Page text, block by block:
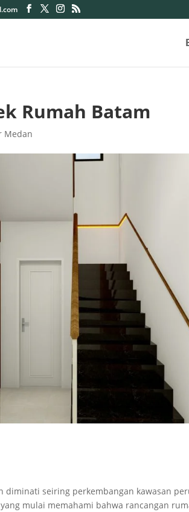
Rumah Batam
Medan
diminati seiring perkembangan kawasan
mulai memahami bahwa rancangan